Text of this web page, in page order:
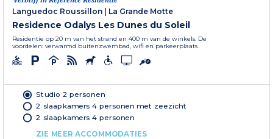
Languedoc Roussillon
La Grande Motte
Residence Odalys Les Dunes du Soleil
Residentie op 20 m van het strand en 400 m van de winkels. De
voordelen: verwarmd buitenzwembad, wifi en parkeerplaats.
Studio 2 personen
2 slaapkamers 4 personen met zeezicht
2 slaapkamers 4 personen
ZIE MEER ACCOMMODATIES